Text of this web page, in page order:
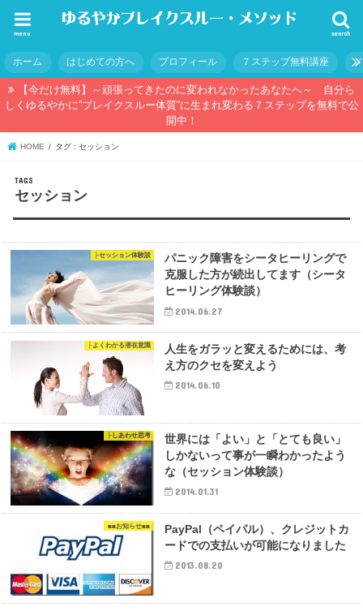
search
menu
ホーム はじめての方へ プロフィール ７ステップ無料講座
【今だけ無料】～頑張ってきたのに変われなかったあなたへ～ 自分ら
しくゆるやかに”ブレイクスルー体質”に生まれ変わる７ステップを無料で公
開中！
HOME タグ : セッション
セッション
├セッション体験談
パニック障害をシータヒーリングで
克服した方が続出してます（シータ
ヒーリング体験談）
2014.06.27
├よくわかる潜在意識
人生をガラッと変えるためには、考
え方のクセを変えよう
2014.06.10
├しあわせ思考
世界には「よい」と「とても良い」
しかないって事が一瞬わかったよう
な（セッション体験談）
2014.01.31
■■お知らせ■■
PayPal（ペイパル）、クレジットカ
ードでの支払いが可能になりました
2013.08.20